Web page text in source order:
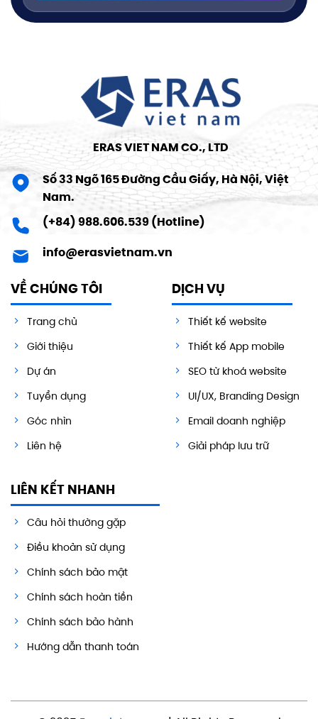
ERAS VIET NAM CO., LTD
Số 33 Ngõ 165 Đường Cầu Giấy, Hà Nội, Việt
Nam.
(+84) 988.606.539 (Hotline)
info@erasvietnam.vn
VỀ CHÚNG TÔI
Trang chủ
Giới thiệu
Dự án
Tuyển dụng
Góc nhìn
Liên hệ
DỊCH VỤ
Thiết kế website
Thiết kế App mobile
SEO từ khoá website
UI/UX, Branding Design
Email doanh nghiệp
Giải pháp lưu trữ
LIÊN KẾT NHANH
Câu hỏi thường gặp
Điều khoản sử dụng
Chính sách bảo mật
Chính sách hoàn tiền
Chính sách bảo hành
Hướng dẫn thanh toán